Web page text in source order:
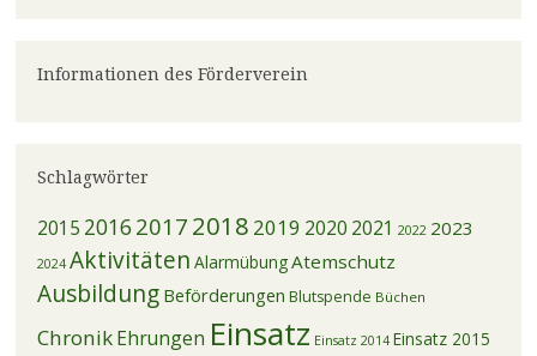
Informationen des Förderverein
Schlagwörter
2015 2016 2017 2018 2019 2020 2021 2022 2023
2024 Aktivitäten AlarmübungAtemschutz
Ausbildung Beförderungen Blutspende Büchen
ChronikEhrungen Einsatz Einsatz 2014 Einsatz 2015